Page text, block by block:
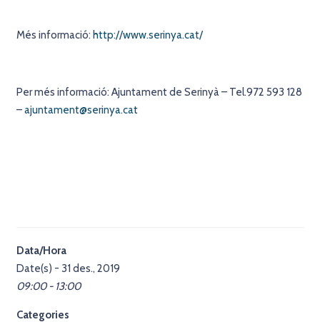
Més informació: http://www.serinya.cat/
Per més informació: Ajuntament de Serinyà – Tel.972 593 128
–ajuntament@serinya.cat
Data/Hora
Date(s) - 31 des., 2019
09:00 - 13:00
Categories